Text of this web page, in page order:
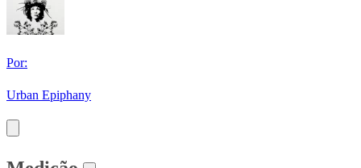
Por:
Urban Epiphany